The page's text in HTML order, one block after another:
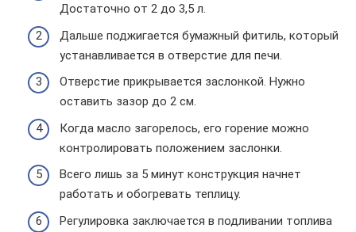
Достаточно от 2 до 3,5 л.
Дальше поджигается бумажный фитиль, который
устанавливается в отверстие для печи.
Отверстие прикрывается заслонкой. Нужно
оставить зазор до 2 см.
Когда масло загорелось, его горение можно
контролировать положением заслонки.
Всего лишь за 5 минут конструкция начнет
работать и обогревать теплицу.
Регулировка заключается в подливании топлива